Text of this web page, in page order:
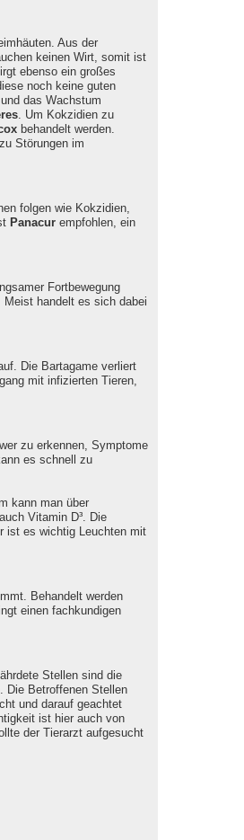
Aus der
keinen Wirt, somit ist
ebenso ein großes
noch keine guten
das Wachstum
. Um Kokzidien zu
behandelt werden.
Störungen im
folgen wie Kokzidien,
Panacurempfohlen, ein
Fortbewegung
handelt es sich dabei
Die Bartagame verliert
mit infizierten Tieren,
zu erkennen, Symptome
es schnell zu
kann man über
Vitamin D³. Die
ist es wichtig Leuchten mit
Behandelt werden
einen fachkundigen
Stellen sind die
Die Betroffenen Stellen
und darauf geachtet
ist hier auch von
der Tierarzt aufgesucht